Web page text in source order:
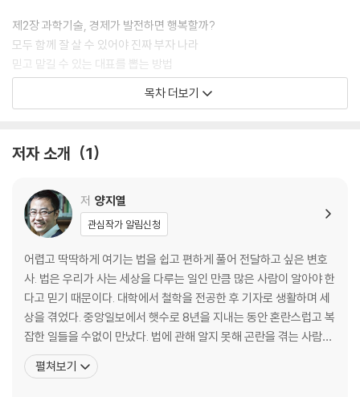
제2장 과학기술, 경제가 발전하면 행복할까?
모두 함께 잘 살 수 있어야 진짜 부자 나라
믿고 맡길 수 있는 대표를 뽑는 방법
제3장 국가는 국민의 기본권을 보장하기 위해 존재한다
국가로부터 함부로 간섭받지 않을 자유
제4장 우리가 사는 세상, 살고 싶은 세상
권리를 제한하더라도 지나치지 않도록
국가나 법이 잘못했다면 어떻게 해결할까?
부록 대한민국 헌법 전문
찾아보기
목차 더보기
저자 소개 1
저 양지열
관심작가 알림신청
어렵고 딱딱하게 여기는 법을 쉽고 편하게 풀어 전달하고 싶은 변호
사. 법은 우리가 사는 세상을 다루는 일인 만큼 많은 사람이 알아야 한
다고 믿기 때문이다. 대학에서 철학을 전공한 후 기자로 생활하며 세
상을 겪었다. 중앙일보에서 햇수로 8년을 지내는 동안 혼란스럽고 복
잡한 일들을 수없이 만났다. 법에 관해 알지 못해 곤란을 겪는 사람들
이 많았다. 갈등을 해결하기 위해 마련해 놓은 법과 제도에 관한 궁금
증이 법조인의 길로 들어서게 만들었다. 더 많은 사람이 올바른 법으
펼쳐보기